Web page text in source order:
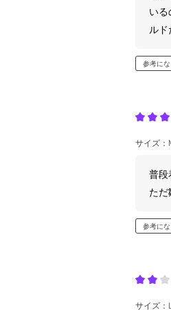
いる
ルド
参考に
サイズ：
普段
ただ
参考に
サイズ：L